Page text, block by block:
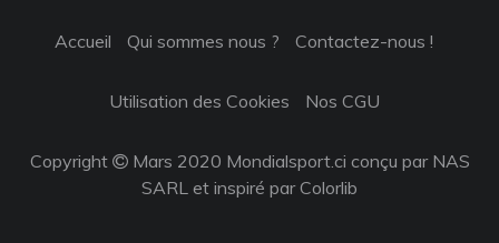
Accueil Qui sommes nous ? Contactez-nous !
Utilisation des Cookies Nos CGU
Copyright
Mars 2020 Mondialsport.ci conçu par NAS
SARL et inspiré parColorlib